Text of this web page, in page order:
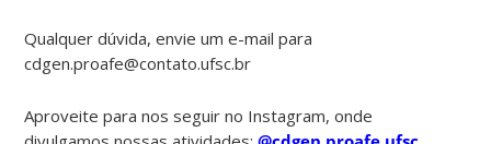
Qualquer dúvida, envie um e-mail para
cdgen.proafe@contato.ufsc.br
Aproveite para nos seguir no Instagram, onde